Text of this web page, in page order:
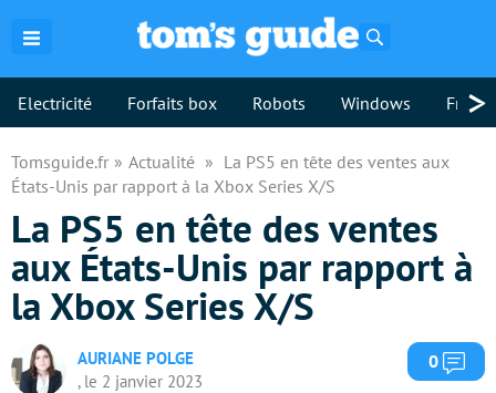
Electricité Forfaits box Robots Windows >
Tomsguide.fr Actualité
La PS5 en tête des ventes aux
États-Unis par rapport à la Xbox Series X/S
La PS5 en tête des ventes
aux États-Unis par rapport à
la Xbox Series X/S
AURIANE POLGE
, le 2 janvier 2023
0